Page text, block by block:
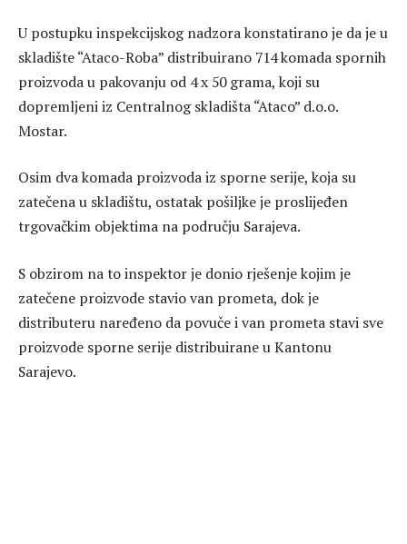
U postupku inspekcijskog nadzora konstatirano je da je u
skladište “Ataco-Roba” distribuirano 714 komada spornih
proizvoda u pakovanju od 4 x 50 grama, koji su
dopremljeni iz Centralnog skladišta “Ataco” d.o.o.
Mostar.
Osim dva komada proizvoda iz sporne serije, koja su
zatečena u skladištu, ostatak pošiljke je proslijeđen
trgovačkim objektima na području Sarajeva.
S obzirom na to inspektor je donio rješenje kojim je
zatečene proizvode stavio van prometa, dok je
distributeru naređeno da povuče i van prometa stavi sve
proizvode sporne serije distribuirane u Kantonu
Sarajevo.